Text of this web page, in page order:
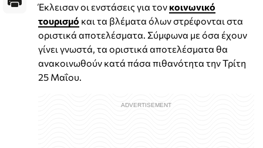
Έκλεισαν οι ενστάσεις για τον κοινωνικό
τουρισμό και τα βλέματα όλων στρέφονται στα
οριστικά αποτελέσματα. Σύμφωνα με όσα έχουν
γίνει γνωστά, τα οριστικά αποτελέσματα θα
ανακοινωθούν κατά πάσα πιθανότητα την Τρίτη
25 Μαΐου.